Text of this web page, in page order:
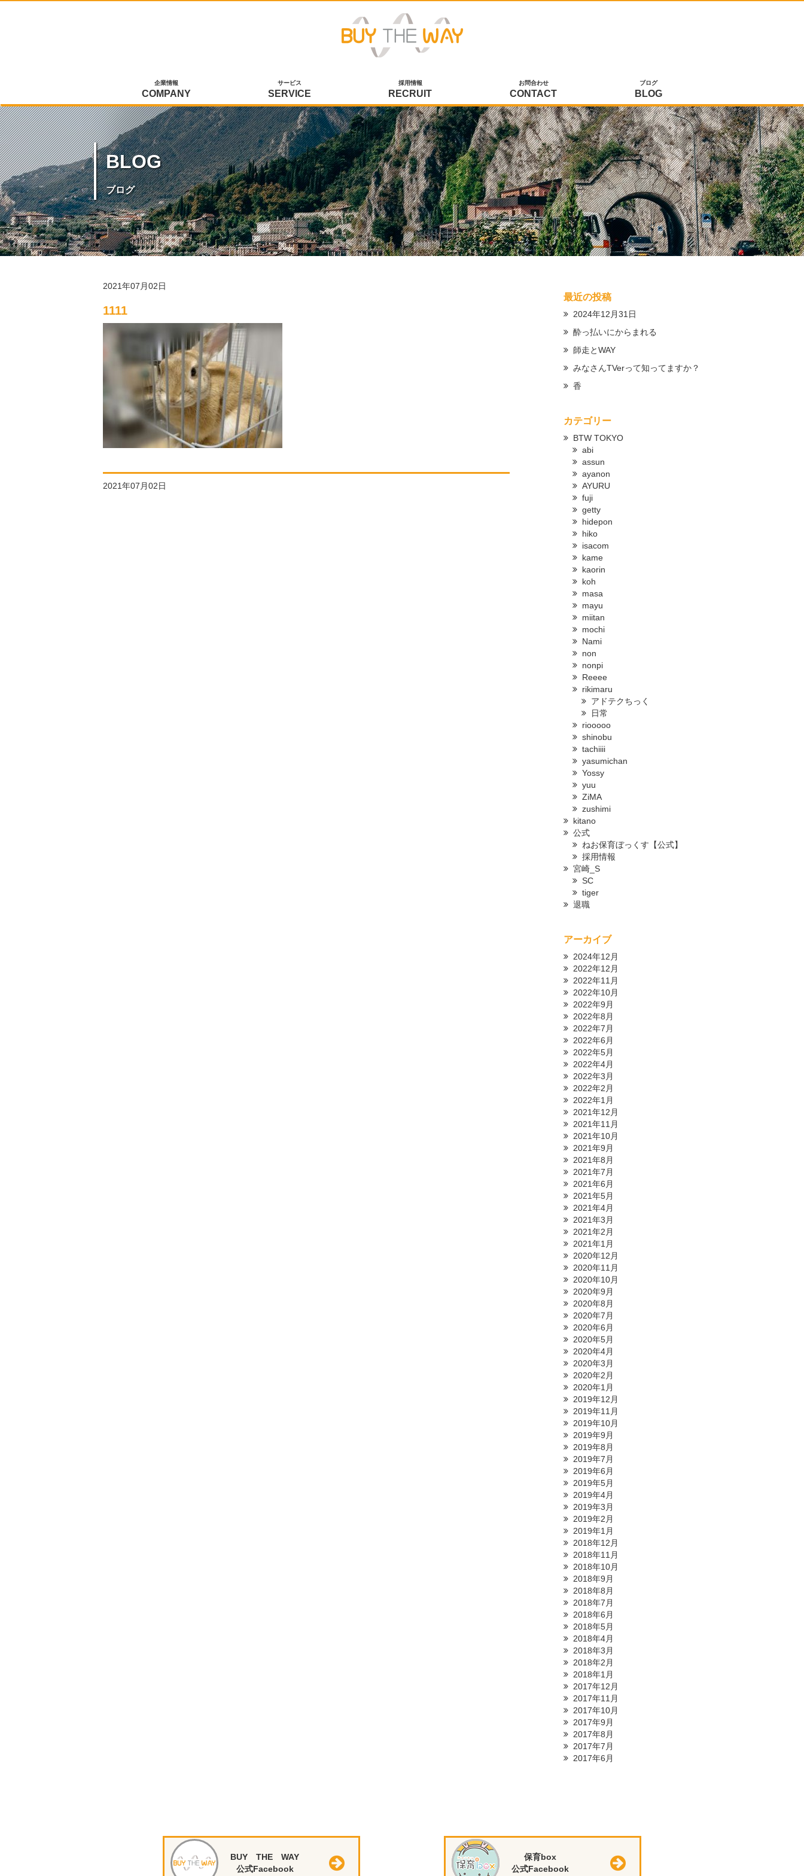
企業情報
COMPANY
サービス
SERVICE
採用情報
RECRUIT
お問合わせ
CONTACT
ブログ
BLOG
BLOG
ブログ
2021年07月02日
1111
2021年07月02日
最近の投稿
2024年12月31日
酔っ払いにからまれる
師走とWAY
みなさんTVerって知ってますか？
香
カテゴリー
BTW TOKYO
abi
assun
ayanon
AYURU
fuji
getty
hidepon
hiko
isacom
kame
kaorin
koh
masa
mayu
miitan
mochi
Nami
non
nonpi
Reeee
rikimaru
アドテクちっく
日常
riooooo
shinobu
tachiiii
yasumichan
Yossy
yuu
ZiMA
zushimi
kitano
公式
ねお保育ぼっくす【公式】
採用情報
宮崎_S
SC
tiger
退職
アーカイブ
2024年12月
2022年12月
2022年11月
2022年10月
2022年9月
2022年8月
2022年7月
2022年6月
2022年5月
2022年4月
2022年3月
2022年2月
2022年1月
2021年12月
2021年11月
2021年10月
2021年9月
2021年8月
2021年7月
2021年6月
2021年5月
2021年4月
2021年3月
2021年2月
2021年1月
2020年12月
2020年11月
2020年10月
2020年9月
2020年8月
2020年7月
2020年6月
2020年5月
2020年4月
2020年3月
2020年2月
2020年1月
2019年12月
2019年11月
2019年10月
2019年9月
2019年8月
2019年7月
2019年6月
2019年5月
2019年4月
2019年3月
2019年2月
2019年1月
2018年12月
2018年11月
2018年10月
2018年9月
2018年8月
2018年7月
2018年6月
2018年5月
2018年4月
2018年3月
2018年2月
2018年1月
2017年12月
2017年11月
2017年10月
2017年9月
2017年8月
2017年7月
2017年6月
BUY THE WAY
公式Facebook
保育box
公式Facebook